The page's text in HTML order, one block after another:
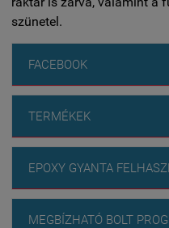
szünetel.
FACEBOOK
TERMÉKEK
EPOXY GYANTA
MEGBÍZHATÓ BOLT